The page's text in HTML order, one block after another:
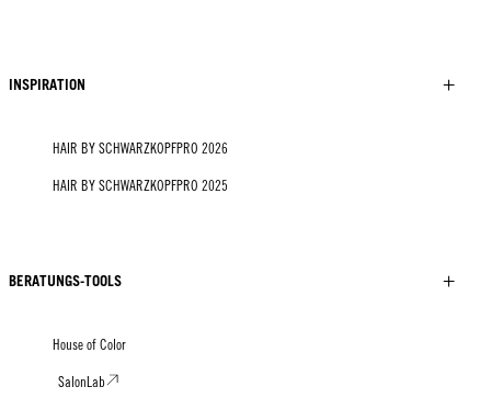
INSPIRATION
HAIR BY SCHWARZKOPFPRO 2026
HAIR BY SCHWARZKOPFPRO 2025
BERATUNGS-TOOLS
House of Color
SalonLab